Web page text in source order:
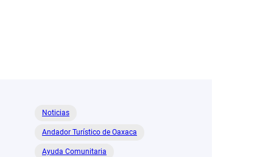
Noticias
Andador Turístico de Oaxaca
Ayuda Comunitaria